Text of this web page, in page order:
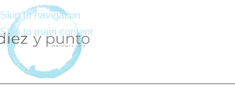
Skip to navigation
Skip to main content